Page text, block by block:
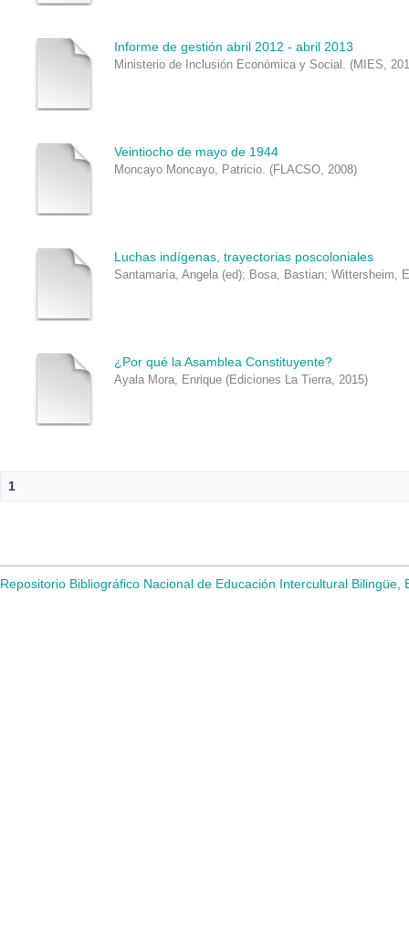
Informe de gestión abril 2012 - abril 2013
Ministerio de Inclusión Económica y Social. (MIES,
Veintiocho de mayo de 1944
Moncayo Moncayo, Patricio. (FLACSO, 2008)
Luchas indígenas, trayectorias poscoloniales
Santamaría, Angela (ed); Bosa, Bastian; Wittersheim,
¿Por qué la Asamblea Constituyente?
Ayala Mora, Enrique (Ediciones La Tierra, 2015)
1
Repositorio Bibliográfico Nacional de Educación Intercultural